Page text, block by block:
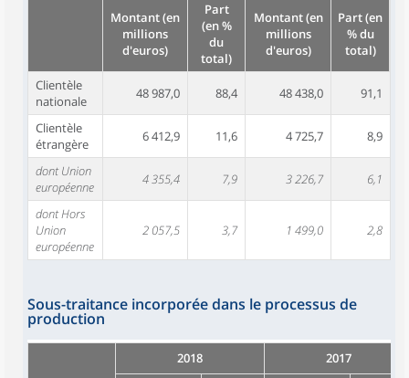
Montant (en
millions
d'euros)
Part
(en %
du
total)
Montant (en
millions
d'euros)
Part (en
% du
total)
Clientèle
nationale
48 987,0 88,4 48 438,0 91,1
Clientèle
étrangère
6 412,9 11,6 4 725,7 8,9
dont Union
européenne
4 355,4 7,9 3 226,7 6,1
dont Hors
Union
européenne
2 057,5 3,7 1 499,0 2,8
Sous-traitance incorporée dans le processus de
production
2018
2017